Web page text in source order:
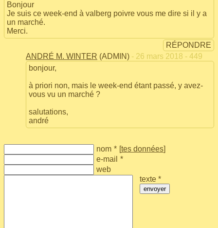
Bonjour
Je suis ce week-end à valberg poivre vous me dire si il y a
un marché.
Merci.
RÉPONDRE
ANDRÉ M. WINTER (ADMIN) - 26 mars 2018 - 449
bonjour,
à priori non, mais le week-end étant passé, y avez-
vous vu un marché ?
salutations,
andré
nom * [tes données]
e-mail *
web
texte *
envoyer